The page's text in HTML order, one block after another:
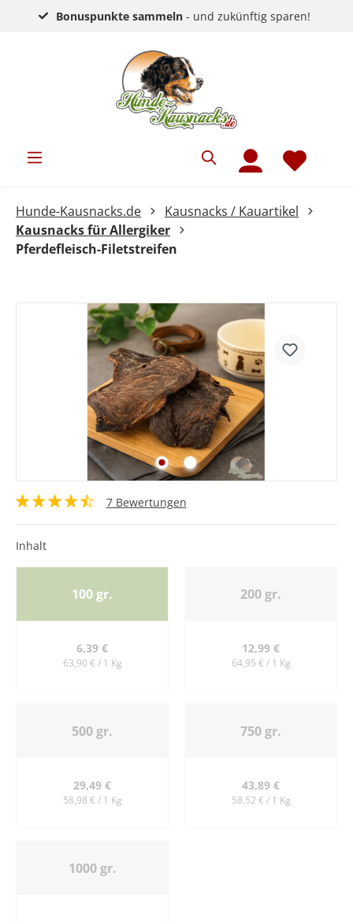
Bonuspunkte sammeln - und zukünftig sparen!
Hunde-Kausnacks.de
Kausnacks / Kauartikel
Kausnacks für Allergiker
Pferdefleisch-Filetstreifen
7 Bewertungen
Inhalt
100 gr.
6,39 €
63,90 € / 1 Kg
200 gr.
12,99 €
64,95 € / 1 Kg
500 gr.
29,49 €
58,98 € / 1 Kg
750 gr.
43,89 €
58,52 € / 1 Kg
1000 gr.